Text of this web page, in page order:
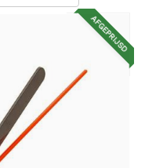
AFGEPRIJSD